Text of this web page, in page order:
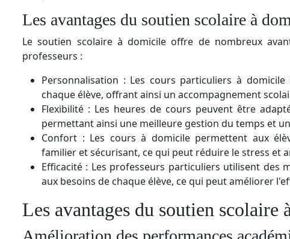
Les avantages du soutien scolaire à
Le soutien scolaire à domicile offre de nombreux
professeurs :
Personnalisation : Les cours particuliers à
chaque élève, offrant ainsi un accompagnement
Flexibilité : Les heures de cours peuvent être
permettant ainsi une meilleure gestion du temps et
Confort : Les cours à domicile permettent aux
familier et sécurisant, ce qui peut réduire le stress et
Efficacité : Les professeurs particuliers utilisent des
aux besoins de chaque élève, ce qui peut améliorer
Les avantages du soutien scolaire